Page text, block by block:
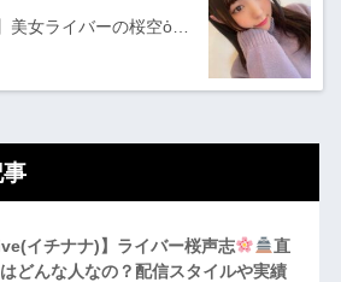
美女ライバーの桜空ὀ…
イチナナ)】ライバー桜声志
直
どんな人なの？配信スタイルや実績